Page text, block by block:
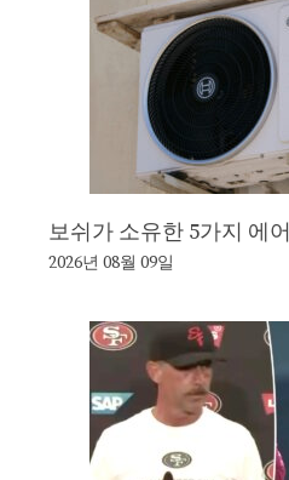
보쉬가 소유한 5가지 에
2026년 08월 09일